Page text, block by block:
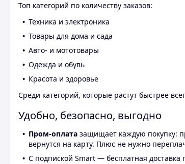
Топ категорий по количеству заказов:
Техника и электроника
Товары для дома и сада
Авто- и мототовары
Одежда и обувь
Красота и здоровье
Среди категорий, которые растут быстрее
Удобно, безопасно, выгодно
Пром-оплата защищает каждую покупку:
вернутся на карту. Плюс не нужно
С подпиской Smart — бесплатная доставка